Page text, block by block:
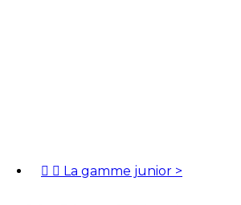
  La gamme junior >